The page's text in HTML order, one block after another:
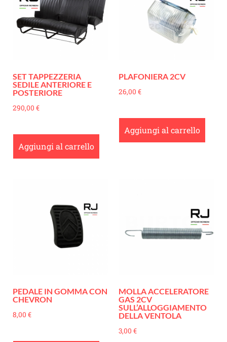
SET TAPPEZZERIA
SEDILE ANTERIORE E
POSTERIORE
290,00 €
Aggiungi al carrello
PLAFONIERA 2CV
26,00 €
Aggiungi al carrello
PEDALE IN GOMMA CON
CHEVRON
8,00 €
MOLLA ACCELERATORE
GAS 2CV
SULL’ALLOGGIAMENTO
DELLA VENTOLA
3,00 €